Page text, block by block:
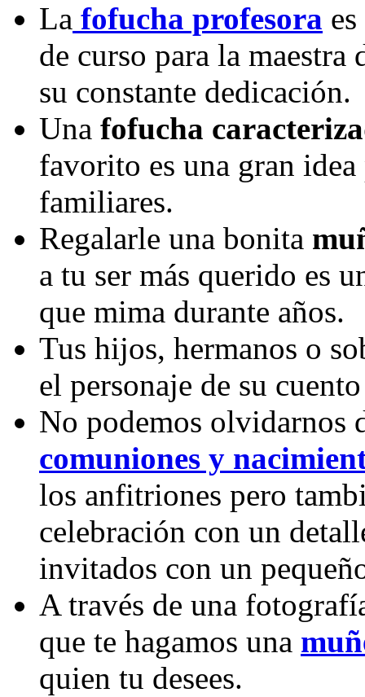
La fofucha profesora
de curso para la
su constante dedicación.
Una fofucha
favorito es una gran
familiares.
Regalarle una bonita
a tu ser más querido es
que mima durante años.
Tus hijos, hermanos o
el personaje de su
No podemos olvidarnos
comuniones y
los anfitriones pero
celebración con un
invitados con un
A través de una
que te hagamos una
quien tu desees.